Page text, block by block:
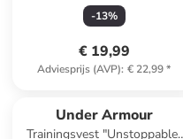
-13%
€ 19,99
Adviesprijs (AVP): € 22,99*
Under Armour
Trainingsvest "Unstoppable"